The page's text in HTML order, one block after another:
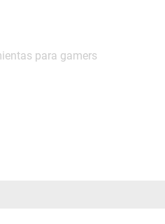
para gamers